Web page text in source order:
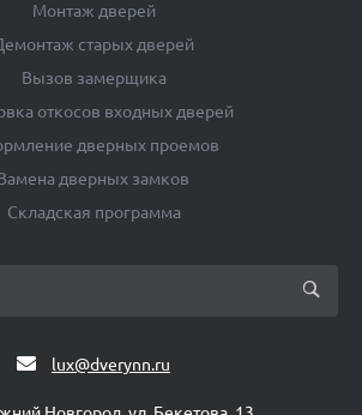
Монтаж дверей
старых дверей
Вызов замерщика
откосов входных дверей
дверных проемов
Замена дверных замков
Складская программа
lux@dverynn.ru